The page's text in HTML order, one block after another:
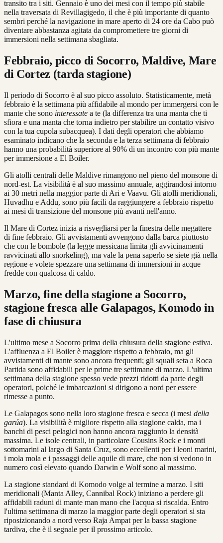
transito tra i siti. Gennaio è uno dei mesi con il tempo più stabile
nella traversata di Revillagigedo, il che è più importante di quanto
sembri perché la navigazione in mare aperto di 24 ore da Cabo può
diventare abbastanza agitata da compromettere tre giorni di
immersioni nella settimana sbagliata.
Febbraio, picco di Socorro, Maldive, Mare
di Cortez (tarda stagione)
Il periodo di Socorro è al suo picco assoluto. Statisticamente, metà
febbraio è la settimana più affidabile al mondo per immergersi con le
mante che sono interessate a te (la differenza tra una manta che ti
sfiora e una manta che torna indietro per stabilire un contatto visivo
con la tua cupola subacquea). I dati degli operatori che abbiamo
esaminato indicano che la seconda e la terza settimana di febbraio
hanno una probabilità superiore al 90% di un incontro con più mante
per immersione a El Boiler.
Gli atolli centrali delle Maldive rimangono nel pieno del monsone di
nord-est. La visibilità è al suo massimo annuale, aggirandosi intorno
ai 30 metri nella maggior parte di Ari e Vaavu. Gli atolli meridionali,
Huvadhu e Addu, sono più facili da raggiungere a febbraio rispetto
ai mesi di transizione del monsone più avanti nell'anno.
Il Mare di Cortez inizia a risvegliarsi per la finestra delle megattere
di fine febbraio. Gli avvistamenti avvengono dalla barca piuttosto
che con le bombole (la legge messicana limita gli avvicinamenti
ravvicinati allo snorkeling), ma vale la pena saperlo se siete già nella
regione e volete spezzare una settimana di immersioni in acque
fredde con qualcosa di caldo.
Marzo, fine della stagione a Socorro,
stagione fresca alle Galapagos, Komodo in
fase di chiusura
L'ultimo mese a Socorro prima della chiusura della stagione estiva.
L'affluenza a El Boiler è maggiore rispetto a febbraio, ma gli
avvistamenti di mante sono ancora frequenti; gli squali seta a Roca
Partida sono affidabili per le prime tre settimane di marzo. L'ultima
settimana della stagione spesso vede prezzi ridotti da parte degli
operatori, poiché le imbarcazioni si dirigono a nord per essere
rimesse a punto.
Le Galapagos sono nella loro stagione fresca e secca (i mesi della
garúa). La visibilità è migliore rispetto alla stagione calda, ma i
banchi di pesci pelagici non hanno ancora raggiunto la densità
massima. Le isole centrali, in particolare Cousins Rock e i monti
sottomarini al largo di Santa Cruz, sono eccellenti per i leoni marini,
i mola mola e i passaggi delle aquile di mare, che non si vedono in
numero così elevato quando Darwin e Wolf sono al massimo.
La stagione standard di Komodo volge al termine a marzo. I siti
meridionali (Manta Alley, Cannibal Rock) iniziano a perdere gli
affidabili raduni di mante man mano che l'acqua si riscalda. Entro
l'ultima settimana di marzo la maggior parte degli operatori si sta
riposizionando a nord verso Raja Ampat per la bassa stagione
tardiva, che è il segnale per il prossimo articolo.